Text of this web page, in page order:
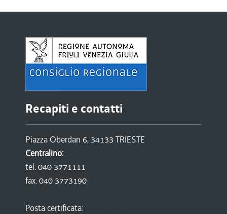
Recapiti e contatti
Piazza Oberdan 6, 34133 TRIESTE
Centralino:
tel. 040 3771111
fax. 040 3773190
Posta certificata: